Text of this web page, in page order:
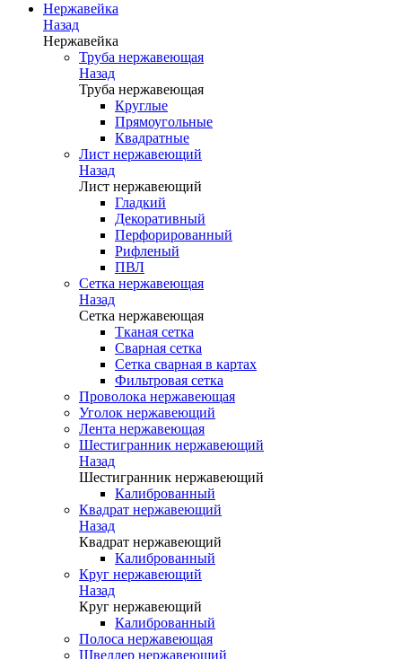
Нержавейка
Назад
Нержавейка
Труба нержавеющая
Назад
Труба нержавеющая
Круглые
Прямоугольные
Квадратные
Лист нержавеющий
Назад
Лист нержавеющий
Гладкий
Декоративный
Перфорированный
Рифленый
ПВЛ
Сетка нержавеющая
Назад
Сетка нержавеющая
Тканая сетка
Сварная сетка
Сетка сварная в картах
Фильтровая сетка
Проволока нержавеющая
Уголок нержавеющий
Лента нержавеющая
Шестигранник нержавеющий
Назад
Шестигранник нержавеющий
Калиброванный
Квадрат нержавеющий
Назад
Квадрат нержавеющий
Калиброванный
Круг нержавеющий
Назад
Круг нержавеющий
Калиброванный
Полоса нержавеющая
Швеллер нержавеющий